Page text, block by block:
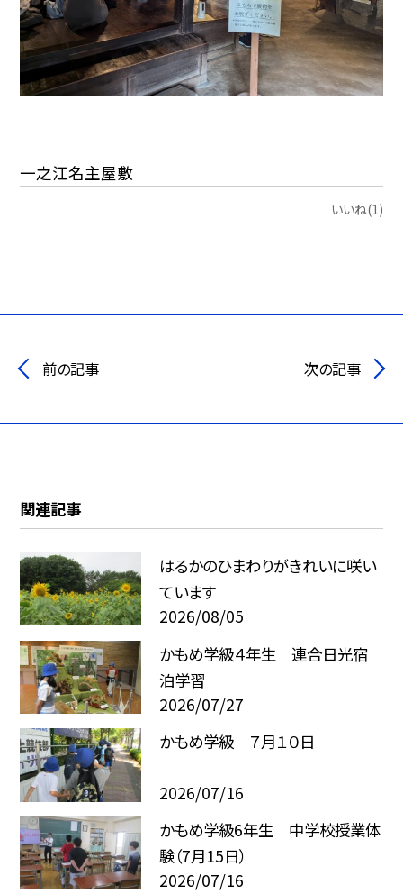
一之江名主屋敷
いいね(1)
前の記事 次の記事
関連記事
はるかのひまわりがきれいに咲い
ています
2026/08/05
かもめ学級４年生 連合日光宿
泊学習
2026/07/27
かもめ学級 ７月１０日
2026/07/16
かもめ学級6年生 中学校授業体
験（7月15日）
2026/07/16